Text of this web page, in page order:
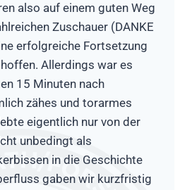
also auf einem guten Weg
Zuschauer (DANKE
erfolgreiche Fortsetzung
Allerdings war es
15 Minuten nach
zähes und torarmes
eigentlich nur von der
unbedingt als
in die Geschichte
gaben wir kurzfristig